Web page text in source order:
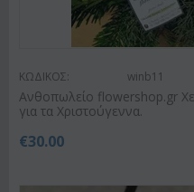
ΚΩΔΙΚΟΣ: winb11
Ανθοπωλείο flowershop.gr
για τα Χριστούγεννα.
€30.00